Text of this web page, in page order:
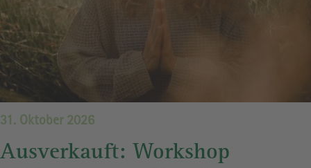
31. Oktober 2026
Ausverkauft: Workshop